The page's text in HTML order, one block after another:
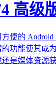
高级
便的
功能使其成
是媒体资源